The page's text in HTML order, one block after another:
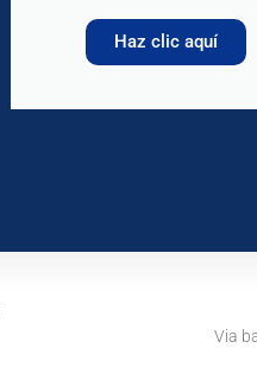
Haz clic aquí
Via